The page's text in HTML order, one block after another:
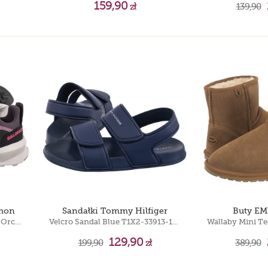
159,90zł 139,90
Patrol J Plum Perfect/Dusky Orchid/Knockout Pink 491101
Sandałki Tommy Hilfiger
Velcro Sandal Blue T1X2-33913-1172 800
199,90 129,90zł
Buty
389,90